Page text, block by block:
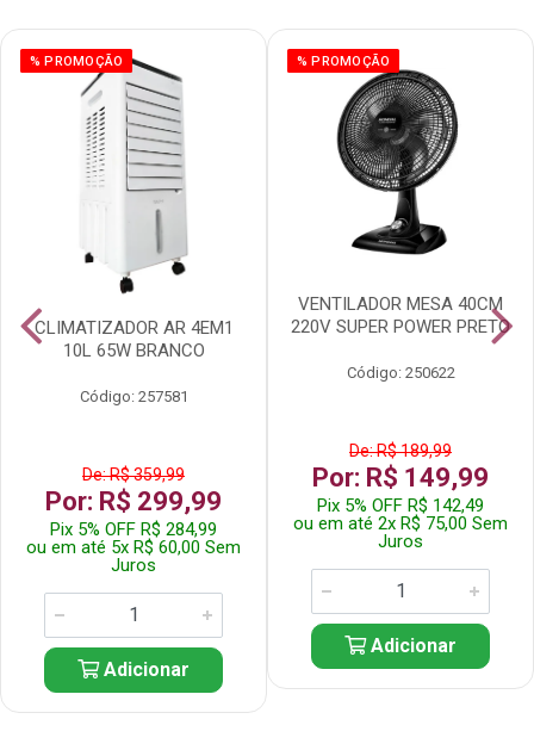
% PROMOÇÃO
CLIMATIZADOR AR 4EM1
10L 65W BRANCO
Código: 257581
De: R$ 359,99
Por: R$ 299,99
Pix 5% OFF R$ 284,99
ou em até 5x R$ 60,00 Sem
Juros
Adicionar
% PROMOÇÃO
VENTILADOR MESA 40CM
220V SUPER POWER PRETO
Código: 250622
De: R$ 189,99
Por: R$ 149,99
Pix 5% OFF R$ 142,49
ou em até 2x R$ 75,00 Sem
Juros
Adicionar